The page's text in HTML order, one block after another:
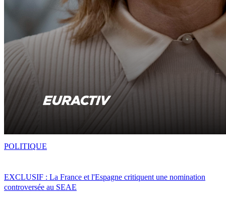
EXCLUSIF : La France et l'Espagne critiquent une nomination
controversée au SEAE
POLITIQUE